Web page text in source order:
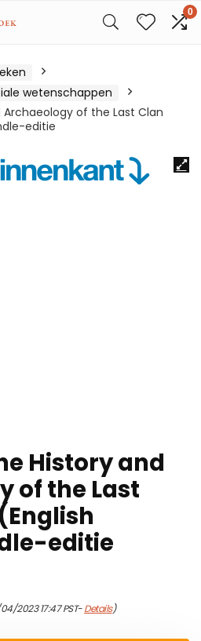
0
wetenschappen
of the Last Clan
editie
History and
of the Last
editie
2023 17:47 PST-Details)